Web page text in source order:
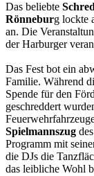
Das beliebte
Rönneburg lockte
an. Die
der Harburger
Das Fest bot ein
Familie. Während
Spende für den
geschreddert
Spielmannszug
Programm mit
die DJs die
das leibliche Wohl